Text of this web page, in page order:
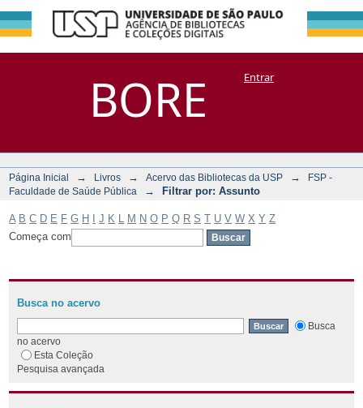
BORE
Filtrar por:
Assunto
DSpace/Manakin + CoriscoEntrar
Página Inicial → Livros → Acervo das Bibliotecas da USP →
FSP -
Faculdade de Saúde Pública
→ Filtrar por: Assunto
A B C D E F G H J K M N O P Q R S T U V W X Y Z
Começa com
Busca no acervo
Busca
no acervo
Esta Coleção
Pesquisa avançada